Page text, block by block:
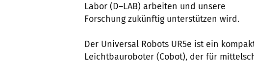
Labor (D–LAB) arbeiten und unsere
Forschung zukünftig unterstützen wird.
Der Universal Robots UR5e ist ein
Leichtbauroboter (Cobot), der für